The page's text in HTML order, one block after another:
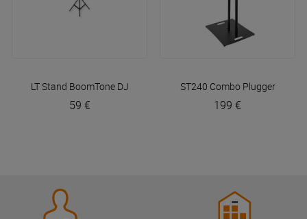
LT Stand BoomTone DJ
59 €
ST240 Combo Plugger
199 €